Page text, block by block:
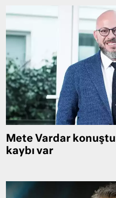
Mete Vardar
kaybı var